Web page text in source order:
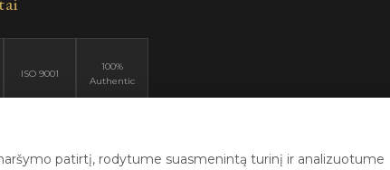
ISO 9001
100%
Authentic
patirtį, rodytume suasmenintą turinį ir analizuotume